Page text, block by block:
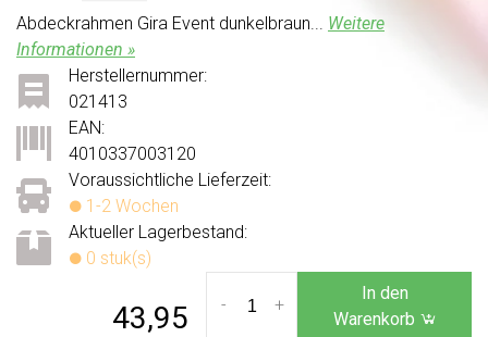
Abdeckrahmen Gira Event dunkelbraun... Weitere
Informationen »
Voraussichtliche Lieferzeit:
1-2 Wochen
Aktueller Lagerbestand:
0 stuk(s)
Herstellernummer:
021413
EAN:
4010337003120
43,95 +
-
In den
Warenkorb